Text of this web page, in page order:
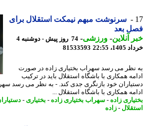
سرنوشت مبهم نیمکت استقلال برای
بعد
آنلاین-ورزشی-
74 روز پیش - دوشنبه 4
22:55
81533593
می رسد سهراب بختیاری زاده در صورت
همکاری با باشگاه استقلال باید در ترکیب
خود بازنگری جدی کند. - به نظر می رسد سهراب
همکاری با باشگاه استقلال ...
زاده - سهراب بختیاری زاده - بختیاری- دستیاران-
-زاده